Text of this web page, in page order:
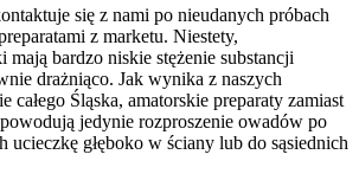
się z nami po nieudanych próbach
z marketu. Niestety,
mają bardzo niskie stężenie substancji
drażniąco. Jak wynika z naszych
całego Śląska, amatorskie preparaty zamiast
jedynie rozproszenie owadów po
ucieczkę głęboko w ściany lub do sąsiednich